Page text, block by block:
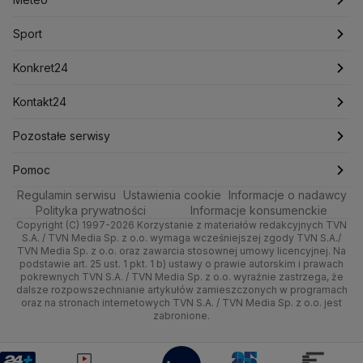
Lotnisko Chopina
Mariusz Błaszczak
Mark Zuckerberg
Ministerstwo Aktywów Państwowych
Ministerstwo Infrastruktury
Ministerstwo Rolnictwa
Ministerstwo Rozwoju i Technologii
Ministerstwo Sportu i Turystyki
Ministerstwo Cyfryzacji
Ministerstwo Edukacji Narodowej
Ministerstwo Finansów
Ministerstwo Klimatu i Środowiska
Ministerstwo Nauki i Szkolnictwa Wyższego
Ministerstwo Rodziny, Pracy i Polityki Społecznej
Sport
Zdrowie
Technologia
Quizy
Tematy
Newslettery
Ludzie Faktów
Katowice
Kraków
Poznań
Trójmiasto
Kielce
Kujawsko-pomorskie
Lublin
Lubuskie
Notowania
Pieniądze
Nieruchomości
Rynki
Dla firm
Handel
Ze świata
Tech
Moto
Pogoda godzinowa
Pogoda długoterminowa
Pogoda na jutro
Pogoda na weekend
Najnowsze
Polska
Prognoza
Świat
Nauka
Sport
Piłka Nożna
Tenis
Kolarstwo
Skoki Narciarskie
Sporty zimowe
Lekkoatletyka
Siatkówka
F1
Konkret24
Najnowsze
Polska
Świat
Polityka
Zdrowie
Tech
Nauka
Kontakt24
Najnowsze
Gorące Tematy
Wyślij zgłoszenie
Pozostałe serwisy
TVN
Dzień Dobry TVN
Uwaga TVN
HGTV
TVN Turbo
Pomoc
Centrum pomocy
Test zgodności
Oglądaj na TV
Zrealizuj voucher
Regulamin serwisu Ustawienia cookie
Informacje o nadawcy
Polityka prywatności
Informacje konsumenckie
Copyright (C) 1997-2026 Korzystanie z materiałów redakcyjnych TVN
S.A. / TVN Media Sp. z o.o. wymaga wcześniejszej zgody TVN S.A./
TVN Media Sp. z o.o. oraz zawarcia stosownej umowy licencyjnej. Na
podstawie art. 25 ust. 1 pkt. 1 b) ustawy o prawie autorskim i prawach
pokrewnych TVN S.A. / TVN Media Sp. z o.o. wyraźnie zastrzega, że
dalsze rozpowszechnianie artykułów zamieszczonych w programach
oraz na stronach internetowych TVN S.A. / TVN Media Sp. z o.o. jest
zabronione.